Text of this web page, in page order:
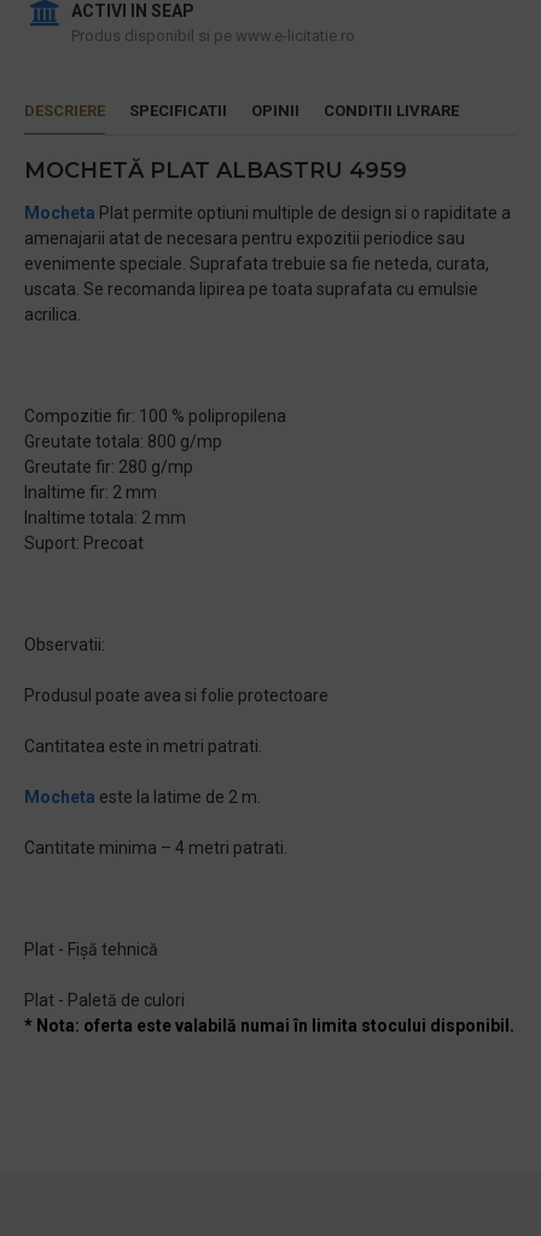
ACTIVI IN SEAP
Produs disponibil si pe www.e-licitatie.ro
DESCRIERE SPECIFICATII OPINII CONDITII LIVRARE
MOCHETĂ PLAT ALBASTRU 4959
Mocheta Plat permite optiuni multiple de design si o rapiditate a
amenajarii atat de necesara pentru expozitii periodice sau
evenimente speciale. Suprafata trebuie sa fie neteda, curata,
uscata. Se recomanda lipirea pe toata suprafata cu emulsie
acrilica.
Compozitie fir: 100 % polipropilena
Greutate totala: 800 g/mp
Greutate fir: 280 g/mp
Inaltime fir: 2 mm
Inaltime totala: 2 mm
Suport: Precoat
Observatii:
Produsul poate avea si folie protectoare
Cantitatea este in metri patrati.
Mocheta este la latime de 2 m.
Cantitate minima – 4 metri patrati.
Plat - Fișă tehnică
Plat - Paletă de culori
* Nota: oferta este valabilă numai în limita stocului disponibil.